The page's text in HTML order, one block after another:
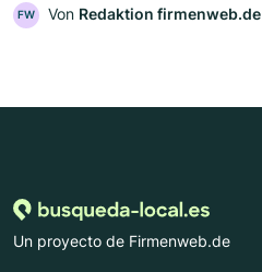
FW Von Redaktion firmenweb.de
Un proyecto de Firmenweb.de